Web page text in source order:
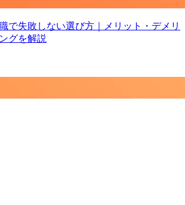
で失敗しない選び方｜メリット・デメリ
グを解説